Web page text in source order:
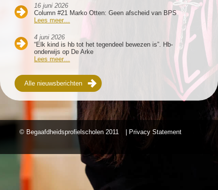
16 juni 2026
Column #21 Marko Otten: Geen afscheid van BPS
Lees meer…
4 juni 2026
“Elk kind is hb tot het tegendeel bewezen is”. Hb-
onderwijs op De Arke
Lees meer…
Alle nieuwsberichten
© Begaafdheidsprofielscholen 2011 | Privacy Statement